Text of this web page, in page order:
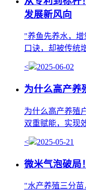
发展新风向
"养鱼先养水，
口诀，却被传统
< 2025-06-02
为什么高产养
为什么高产养殖
双重赋能，实现
< 2025-05-21
微米气泡破局
"水产养殖三分